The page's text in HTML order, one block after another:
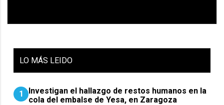
LO MÁS LEIDO
1
Investigan el hallazgo de restos humanos en la
cola del embalse de Yesa, en Zaragoza